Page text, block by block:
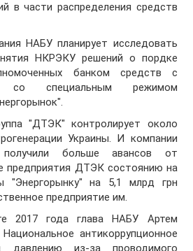
в части распределения средств
НАБУ планирует исследовать
НКРЭКУ решений о пордке
банком средств с
со специальным режимом
"ДТЭК" контролирует около
Украины. И компании
больше авансов от
предприятия ДТЭК состоянию на
"Энергорынку" на 5,1 млрд грн
предприятие им.
2017 года глава НАБУ Артем
антикоррупционное
давлению из-за проводимого